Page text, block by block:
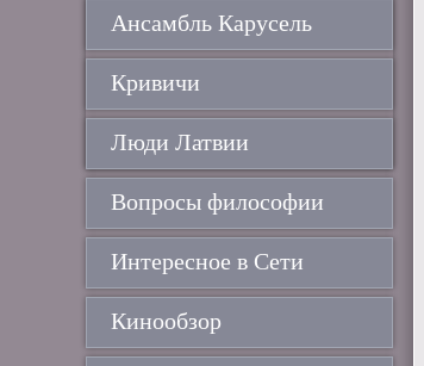
Ансамбль Карусель
Кривичи
Люди Латвии
Вопросы философии
Интересное в Сети
Кинообзор